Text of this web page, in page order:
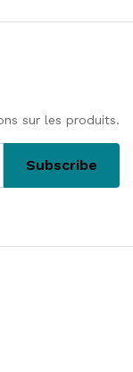
sur les produits.